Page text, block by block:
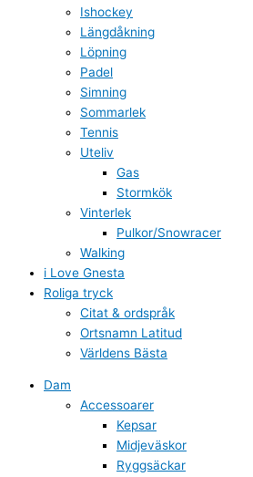
Ishockey
Längdåkning
Löpning
Padel
Simning
Sommarlek
Tennis
Uteliv
Gas
Stormkök
Vinterlek
Pulkor/Snowracer
Walking
i Love Gnesta
Roliga tryck
Citat & ordspråk
Ortsnamn Latitud
Världens Bästa
Dam
Accessoarer
Kepsar
Midjeväskor
Ryggsäckar